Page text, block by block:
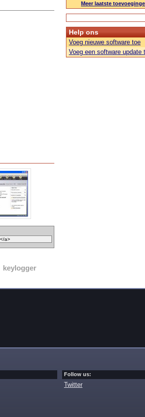
keylogger
Meer laatste
Help ons
Voeg nieuwe software toe
Voeg een software update
Follow us:
Twitter